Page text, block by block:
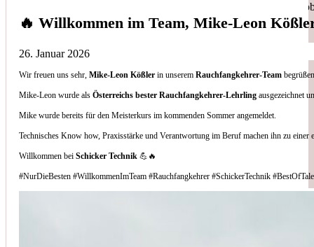
🔥 Willkommen im Team, Mike-Leon
26. Januar 2026
Wir freuen uns sehr,Mike-Leon Kößler in unseremRauchfangkehrer-Team
Mike-Leon wurde alsÖsterreichs bester Rauchfangkehrer-Lehrling ausgezeichnet
Mike wurde bereits für den Meisterkurs im kommenden Sommer angemeldet.
Technisches Know how, Praxisstärke und Verantwortung im Beruf machen ihn zu
Willkommen beiSchicker Technik 💪🔥
#NurDieBesten #WillkommenImTeam #Rauchfangkehrer #SchickerTechnik
Anruf, 3 Stunden später war jemand Vorort, Problem
Thomas Gornix
aus unseren Google-Bewertungen
Nettes Team, und kompetente Beratung.